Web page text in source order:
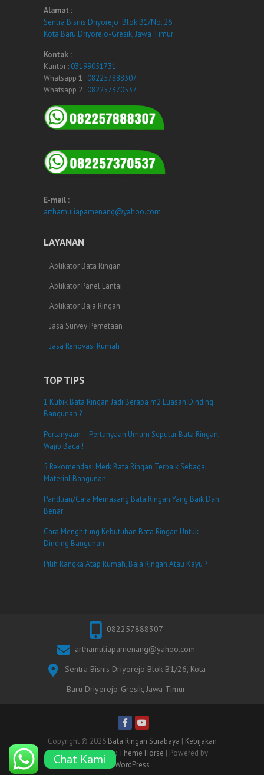
Alamat :
Sentra Bisnis Driyorejo Blok B1/No. 26
Kota Baru Driyorejo-Gresik, Jawa Timur
Kontak :
Kantor : 03199051731
Whatsapp 1 : 082257888307
Whatsapp 2 : 082257370537
E-mail :
arthamuliapamenang@yahoo.com
LAYANAN
Aplikator Bata Ringan
Aplikator Panel Lantai
Aplikator Baja Ringan
Jasa Survey Pemetaan
Jasa Renovasi Rumah
TOP TIPS
1 Kubik Bata Ringan Jadi Berapa m2 Luasan Dinding
Bangunan ?
Pertanyaan – Pertanyaan Umum Seputar Bata Ringan,
Wajib Baca !
5 Rekomendasi Merk Bata Ringan Terbaik Sebagai
Material Bangunan
Panduan/Cara Memasang Bata Ringan Yang Baik Dan
Benar
Cara Menghitung Kebutuhan Bata Ringan Untuk
Dinding Bangunan
Pilih Rangka Atap Rumah, Baja Ringan Atau Kayu ?
082257888307
arthamuliapamenang@yahoo.com
Sentra Bisnis Driyorejo Blok B1/26, Kota
Baru Driyorejo-Gresik, Jawa Timur
Copyright © 2026 Bata Ringan Surabaya | Kebijakan
Privasi| Theme by: Theme Horse | Powered by:
WordPress
Chat Kami